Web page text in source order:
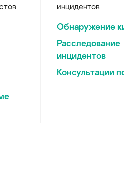
инцидентов
Обнаружение
Расследование
инцидентов
Консультации